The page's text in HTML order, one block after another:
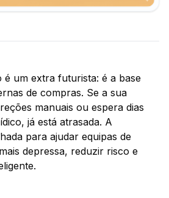
é um extra futurista: é a base
de compras. Se a sua
manuais ou espera dias
já está atrasada. A
para ajudar equipas de
depressa, reduzir risco e